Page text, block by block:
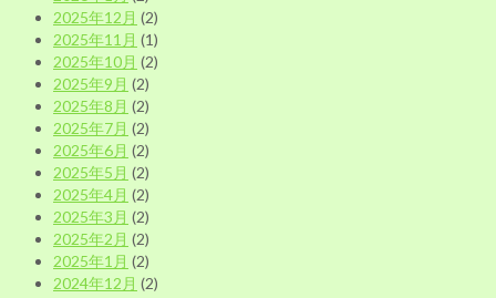
2025年12月 (2)
2025年11月 (1)
2025年10月 (2)
2025年9月 (2)
2025年8月 (2)
2025年7月 (2)
2025年6月 (2)
2025年5月 (2)
2025年4月 (2)
2025年3月 (2)
2025年2月 (2)
2025年1月 (2)
2024年12月 (2)